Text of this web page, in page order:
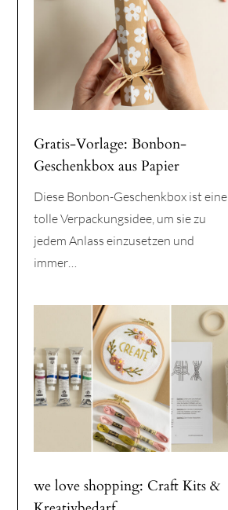
Gratis-Vorlage: Bonbon-
Geschenkbox aus Papier
Diese Bonbon-Geschenkbox ist eine
tolle Verpackungsidee, um sie zu
jedem Anlass einzusetzen und
immer…
we love shopping: Craft Kits &